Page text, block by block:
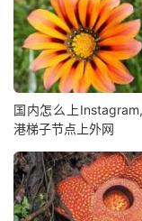
国内怎么上
港梯子节点上外网